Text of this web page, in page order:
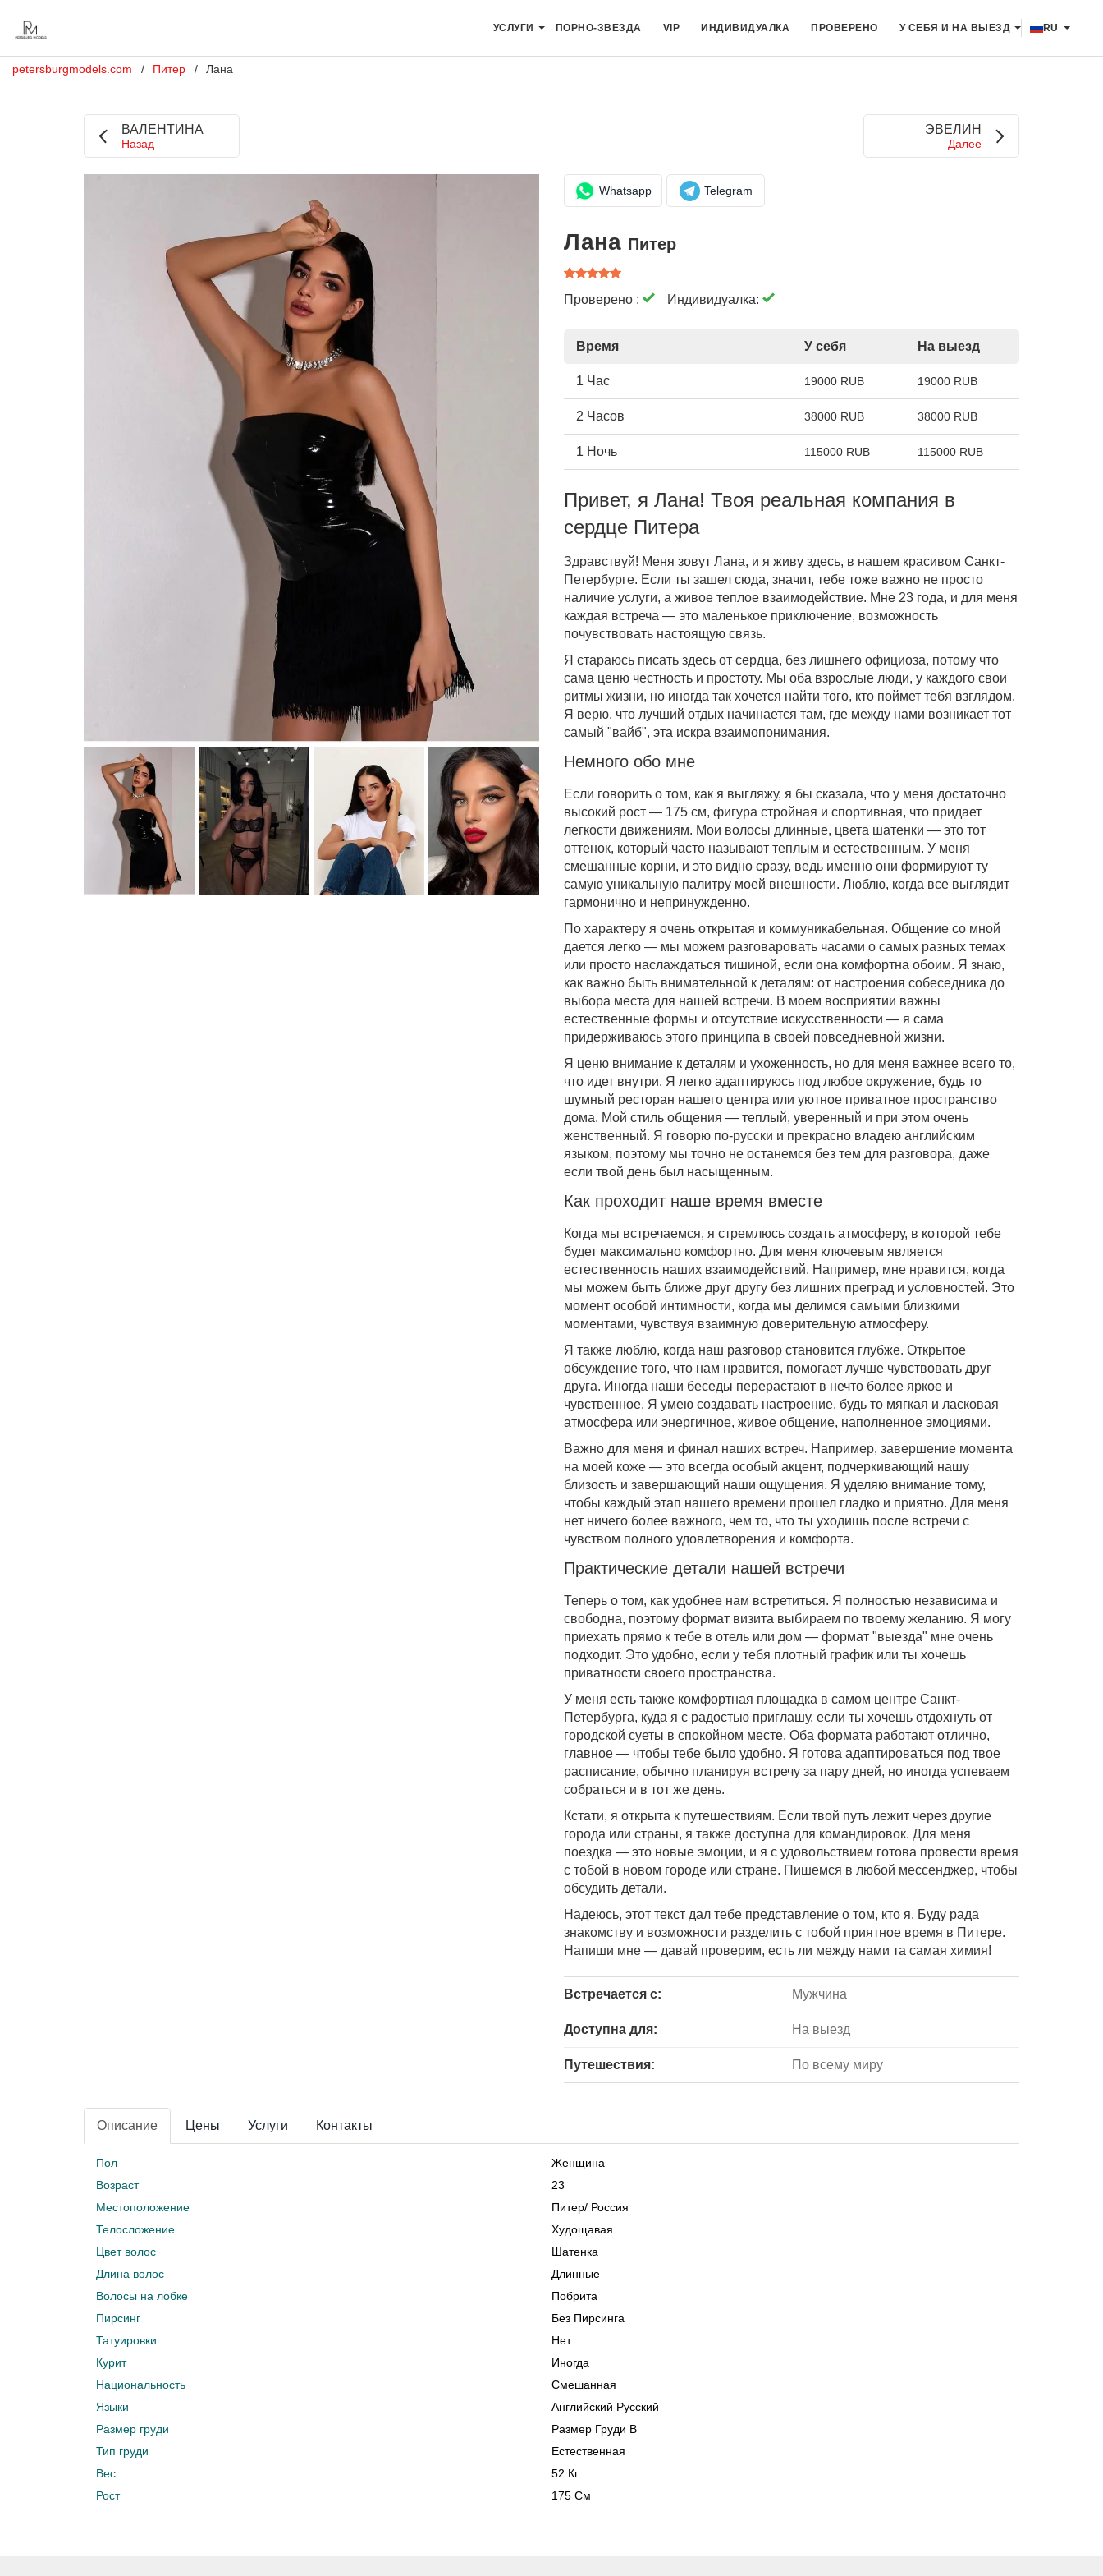
УСЛУГИ ПОРНО-ЗВЕЗДА VIP ИНДИВИДУАЛКА ПРОВЕРЕНО У СЕБЯ И НА ВЫЕЗД RU
petersburgmodels.com Питер Лана
ВАЛЕНТИНА
Назад
ЭВЕЛИН
Далее
Whatsapp Telegram
Лана Питер
Проверено : Индивидуалка:
Время У себя На выезд
1 Час 19000 RUB 19000 RUB
2 Часов 38000 RUB 38000 RUB
1 Ночь 115000 RUB 115000 RUB
Привет, я Лана! Твоя реальная компания в
сердце Питера
Здравствуй! Меня зовут Лана, и я живу здесь, в нашем красивом Санкт-
Петербурге. Если ты зашел сюда, значит, тебе тоже важно не просто
наличие услуги, а живое теплое взаимодействие. Мне 23 года, и для меня
каждая встреча — это маленькое приключение, возможность
почувствовать настоящую связь.
Я стараюсь писать здесь от сердца, без лишнего официоза, потому что
сама ценю честность и простоту. Мы оба взрослые люди, у каждого свои
ритмы жизни, но иногда так хочется найти того, кто поймет тебя взглядом.
Я верю, что лучший отдых начинается там, где между нами возникает тот
самый "вайб", эта искра взаимопонимания.
Немного обо мне
Если говорить о том, как я выгляжу, я бы сказала, что у меня достаточно
высокий рост — 175 см, фигура стройная и спортивная, что придает
легкости движениям. Мои волосы длинные, цвета шатенки — это тот
оттенок, который часто называют теплым и естественным. У меня
смешанные корни, и это видно сразу, ведь именно они формируют ту
самую уникальную палитру моей внешности. Люблю, когда все выглядит
гармонично и непринужденно.
По характеру я очень открытая и коммуникабельная. Общение со мной
дается легко — мы можем разговаровать часами о самых разных темах
или просто наслаждаться тишиной, если она комфортна обоим. Я знаю,
как важно быть внимательной к деталям: от настроения собеседника до
выбора места для нашей встречи. В моем восприятии важны
естественные формы и отсутствие искусственности — я сама
придерживаюсь этого принципа в своей повседневной жизни.
Я ценю внимание к деталям и ухоженность, но для меня важнее всего то,
что идет внутри. Я легко адаптируюсь под любое окружение, будь то
шумный ресторан нашего центра или уютное приватное пространство
дома. Мой стиль общения — теплый, уверенный и при этом очень
женственный. Я говорю по-русски и прекрасно владею английским
языком, поэтому мы точно не останемся без тем для разговора, даже
если твой день был насыщенным.
Как проходит наше время вместе
Когда мы встречаемся, я стремлюсь создать атмосферу, в которой тебе
будет максимально комфортно. Для меня ключевым является
естественность наших взаимодействий. Например, мне нравится, когда
мы можем быть ближе друг другу без лишних преград и условностей. Это
момент особой интимности, когда мы делимся самыми близкими
моментами, чувствуя взаимную доверительную атмосферу.
Я также люблю, когда наш разговор становится глубже. Открытое
обсуждение того, что нам нравится, помогает лучше чувствовать друг
друга. Иногда наши беседы перерастают в нечто более яркое и
чувственное. Я умею создавать настроение, будь то мягкая и ласковая
атмосфера или энергичное, живое общение, наполненное эмоциями.
Важно для меня и финал наших встреч. Например, завершение момента
на моей коже — это всегда особый акцент, подчеркивающий нашу
близость и завершающий наши ощущения. Я уделяю внимание тому,
чтобы каждый этап нашего времени прошел гладко и приятно. Для меня
нет ничего более важного, чем то, что ты уходишь после встречи с
чувством полного удовлетворения и комфорта.
Практические детали нашей встречи
Теперь о том, как удобнее нам встретиться. Я полностью независима и
свободна, поэтому формат визита выбираем по твоему желанию. Я могу
приехать прямо к тебе в отель или дом — формат "выезда" мне очень
подходит. Это удобно, если у тебя плотный график или ты хочешь
приватности своего пространства.
У меня есть также комфортная площадка в самом центре Санкт-
Петербурга, куда я с радостью приглашу, если ты хочешь отдохнуть от
городской суеты в спокойном месте. Оба формата работают отлично,
главное — чтобы тебе было удобно. Я готова адаптироваться под твое
расписание, обычно планируя встречу за пару дней, но иногда успеваем
собраться и в тот же день.
Кстати, я открыта к путешествиям. Если твой путь лежит через другие
города или страны, я также доступна для командировок. Для меня
поездка — это новые эмоции, и я с удовольствием готова провести время
с тобой в новом городе или стране. Пишемся в любой мессенджер, чтобы
обсудить детали.
Надеюсь, этот текст дал тебе представление о том, кто я. Буду рада
знакомству и возможности разделить с тобой приятное время в Питере.
Напиши мне — давай проверим, есть ли между нами та самая химия!
Встречается с: Мужчина
Доступна для: На выезд
Путешествия: По всему миру
Описание Цены Услуги Контакты
Пол
Женщина
Возраст
23
Местоположение
Питер/ Россия
Телосложение
Худощавая
Цвет волос
Шатенка
Длина волос
Длинные
Волосы на лобке
Побрита
Пирсинг
Без Пирсинга
Татуировки
Нет
Курит
Иногда
Национальность
Смешанная
Языки
Английский Русский
Размер груди
Размер Груди B
Тип груди
Естественная
Вес
52 Кг
Рост
175 См